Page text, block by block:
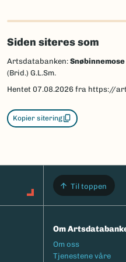
Siden siteres som
Artsdatabanken: Snøbinnemose
(Brid.) G.L.Sm.
Hentet 07.08.2026 fra https://
Kopier sitering
Til toppen
Om
Footermeny
Om oss
Tjenestene våre